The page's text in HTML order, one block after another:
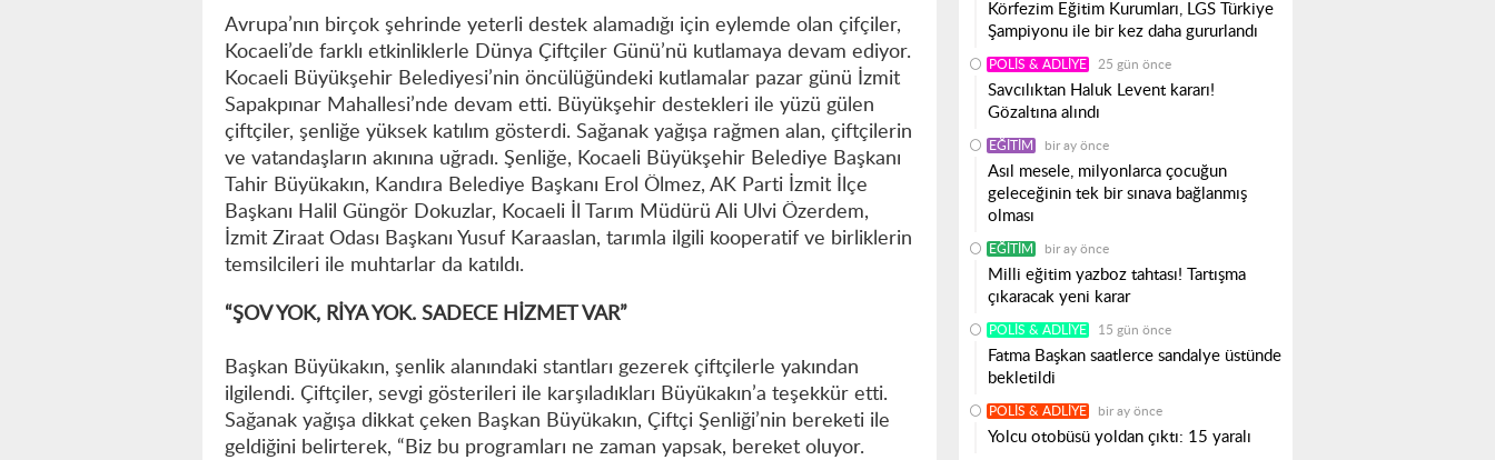
Avrupa’nın birçok şehrinde yeterli destek alamadığı için eylemde olan çifçiler,
Kocaeli’de farklı etkinliklerle Dünya Çiftçiler Günü’nü kutlamaya devam ediyor.
Kocaeli Büyükşehir Belediyesi’nin öncülüğündeki kutlamalar pazar günü İzmit
Sapakpınar Mahallesi’nde devam etti. Büyükşehir destekleri ile yüzü gülen
çiftçiler, şenliğe yüksek katılım gösterdi. Sağanak yağışa rağmen alan, çiftçilerin
ve vatandaşların akınına uğradı. Şenliğe, Kocaeli Büyükşehir Belediye Başkanı
Tahir Büyükakın, Kandıra Belediye Başkanı Erol Ölmez, AK Parti İzmit İlçe
Başkanı Halil Güngör Dokuzlar, Kocaeli İl Tarım Müdürü Ali Ulvi Özerdem,
İzmit Ziraat Odası Başkanı Yusuf Karaaslan, tarımla ilgili kooperatif ve birliklerin
temsilcileri ile muhtarlar da katıldı.
“ŞOV YOK, RİYA YOK. SADECE HİZMET VAR”
Başkan Büyükakın, şenlik alanındaki stantları gezerek çiftçilerle yakından
ilgilendi. Çiftçiler, sevgi gösterileri ile karşıladıkları Büyükakın’a teşekkür etti.
Sağanak yağışa dikkat çeken Başkan Büyükakın, Çiftçi Şenliği’nin bereketi ile
geldiğini belirterek, “Biz bu programları ne zaman yapsak, bereket oluyor.
Körfezim Eğitim Kurumları, LGS Türkiye
Şampiyonu ile bir kez daha gururlandı
POLIS & ADLIYE 25 gün önce
Savcılıktan Haluk Levent kararı!
Gözaltına alındı
EĞITIM bir ay önce
Asıl mesele, milyonlarca çocuğun
geleceğinin tek bir sınava bağlanmış
olması
EĞITIM bir ay önce
Milli eğitim yazboz tahtası! Tartışma
çıkaracak yeni karar
POLIS & ADLIYE 15 gün önce
Fatma Başkan saatlerce sandalye üstünde
bekletildi
POLIS & ADLIYE bir ay önce
Yolcu otobüsü yoldan çıktı: 15 yaralı